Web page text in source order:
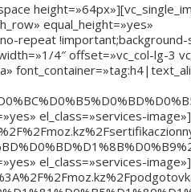
equal_height=»yes»
repeat !important;background-
4″ offset=»vc_col-lg-3
el_class=»services-
el_class=»services-